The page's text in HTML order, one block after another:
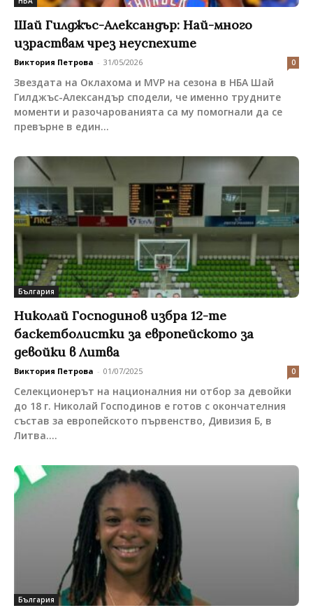
Шай Гилджъс-Александър: Най-много
израствам чрез неуспехите
Виктория Петрова - 31/05/2026 0
Звездата на Оклахома и MVP на сезона в НБА Шай
Гилджъс-Александър сподели, че именно трудните
моменти и разочарованията са му помогнали да се
превърне в един...
България
Николай Господинов избра 12-те
баскетболистки за европейското за
девойки в Литва
Виктория Петрова - 01/07/2025 0
Селекционерът на националния ни отбор за девойки
до 18 г. Николай Господинов е готов с окончателния
състав за европейското първенство, Дивизия Б, в
Литва....
България